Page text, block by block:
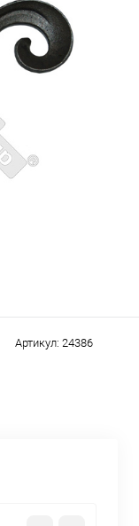
Артикул: 24386